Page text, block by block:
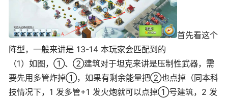
首先看这个
阵型，一般来讲是 13-14 本玩家会匹配到的
（1）如图，①、②建筑对于坦克来讲是压制性武器，需
要先用多管炸掉①，如果有剩余能量把②也点掉（同本科
技情况下，1 发多管+1 发火炮就可以点掉①号建筑，2 发